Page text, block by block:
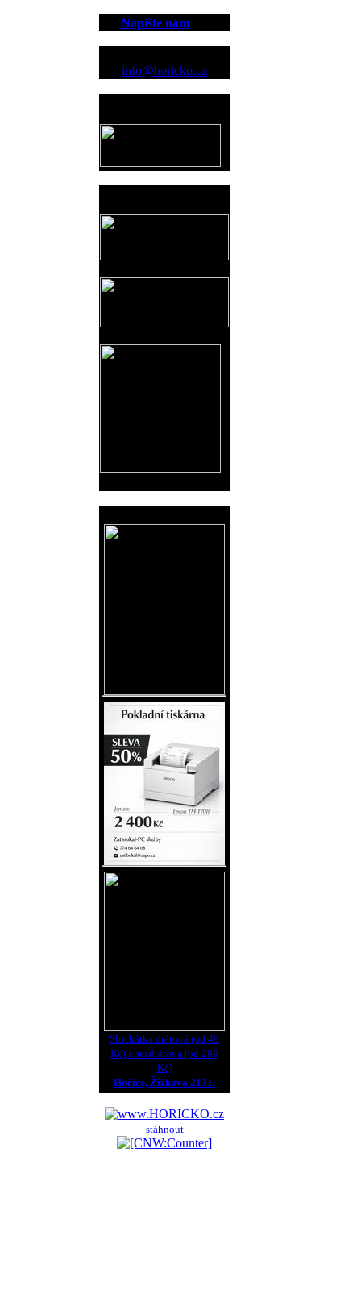
Napište nám
info@horicko.cz
Sluchátka drátová (od 49
Kč) i bezdrátová (od 299
Kč)
Hořice, Žižkova 2131.
stáhnout